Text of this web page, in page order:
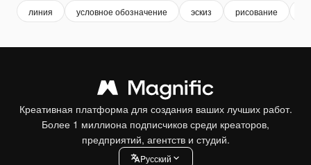
линия условное обозначение эскиз рисование
Креативная платформа для создания ваших лучших работ.
Более 1 миллиона подписчиков среди креаторов,
предприятий, агентств и студий.
Pусский